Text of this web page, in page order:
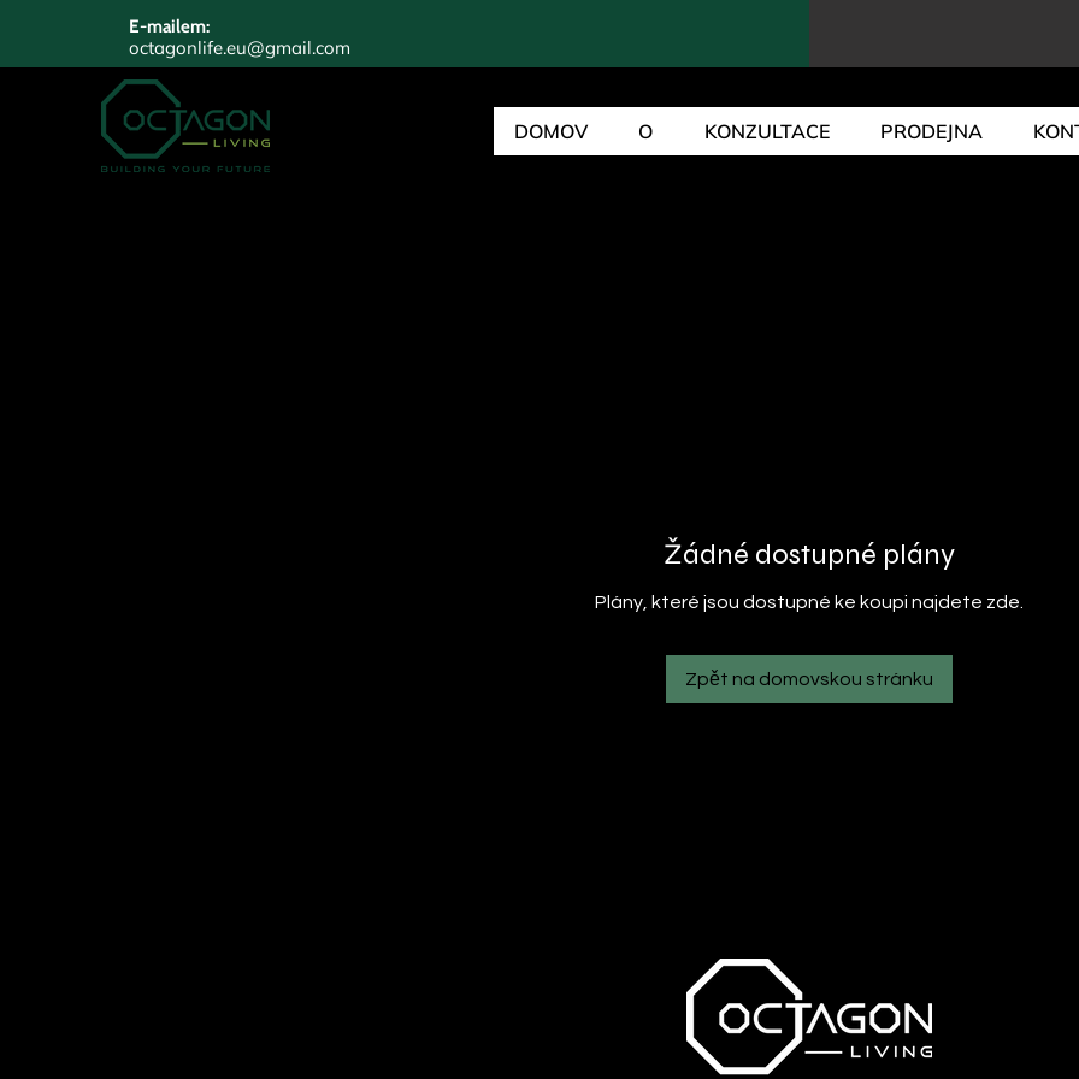
E-mailem:
octagonlife.eu@gmail.com
DOMOV O KONZULTACE PRODEJNA
Žádné dostupné plány
Plány, které jsou dostupné ke koupi najdete zde.
Zpět na domovskou stránku